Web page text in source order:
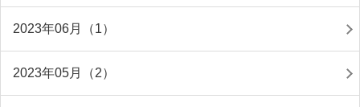
2023年06月（1）
2023年05月（2）